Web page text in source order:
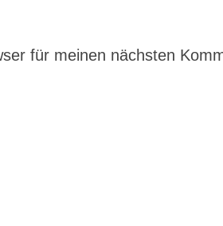
für meinen nächsten